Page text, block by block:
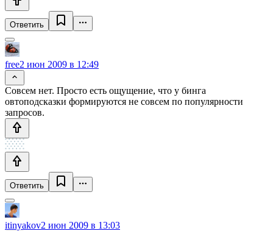
Ответить
free2 июн 2009 в 12:49
Совсем нет. Просто есть ощущение, что у бинга
овтоподсказки формируются не совсем по популярности
запросов.
Ответить
itinyakov2 июн 2009 в 13:03